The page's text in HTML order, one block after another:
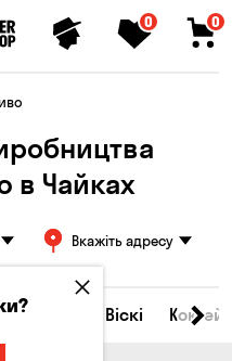
0 0
в Чайках
Вкажіть адресу
Віскі